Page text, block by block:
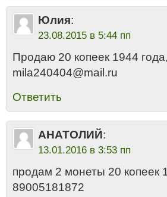
Юлия:
23.08.2015 в 5:44 пп
Продаю 20 копеек 1944
mila240404@mail.ru
Ответить
АНАТОЛИЙ:
13.01.2016 в 3:53 пп
продам 2 монеты 20 копеек
89005181872